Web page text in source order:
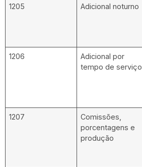
1205 Adicional noturno
1206
Adicional por
tempo de serviço
1207
Comissões,
porcentagens e
produção